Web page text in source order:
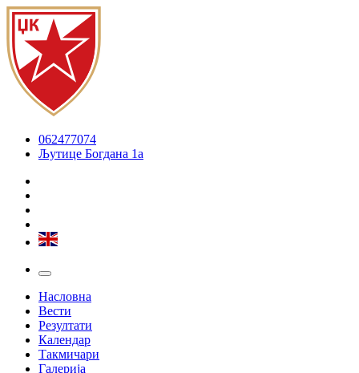
062477074
Љутице Богдана 1а
Насловна
Вести
Резултати
Календар
Такмичари
Галерија